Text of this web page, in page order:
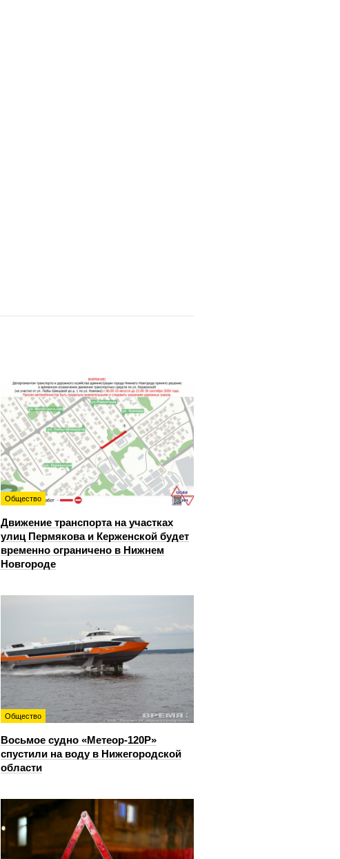
Общество
Движение транспорта на участках
улиц Пермякова и Керженской будет
временно ограничено в Нижнем
Новгороде
Общество
Восьмое судно «Метеор-120Р»
спустили на воду в Нижегородской
области